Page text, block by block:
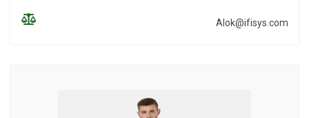
Alok@ifisys.com